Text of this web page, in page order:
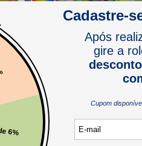
Micanga Entremeio de Cruz R7 Luli
16mm pacote com 500g